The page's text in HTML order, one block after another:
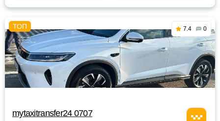
7.4 0
mytaxitransfer24 0707